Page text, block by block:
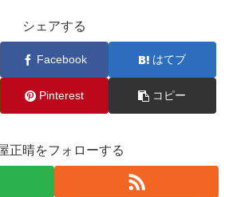
シェアする
Facebook はてブ
Pinterest コピー
正晴をフォローする